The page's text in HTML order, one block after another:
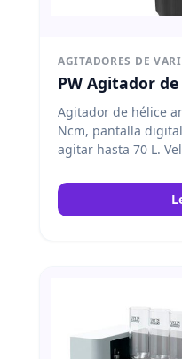
AGITADORES DE
PW Agitador
Agitador de hélice
Ncm, pantalla
agitar hasta 70 L.